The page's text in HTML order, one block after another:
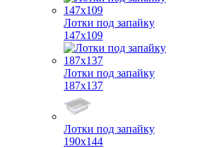
Лотки под запайку
147х109
Лотки под запайку
187х137
Лотки под запайку
190х144